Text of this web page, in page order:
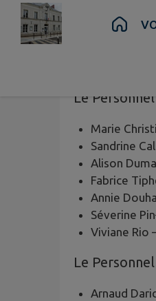
Contenu Menu
Le
Marie
Sandrine
Alison
Fabrice
Annie
Séverine
Viviane Rio
Le
Arnaud